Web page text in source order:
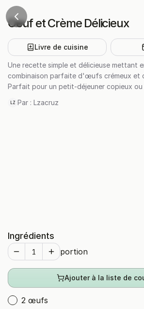
Oeuf et Crème Délicieux
Livre de cuisine
Une recette simple et délicieuse mettant
combinaison parfaite d'œufs crémeux et
Parfait pour un petit-déjeuner copieux ou
LZ Par : Lzacruz
Ingrédients
portion
Ajouter à la liste de
2 œufs